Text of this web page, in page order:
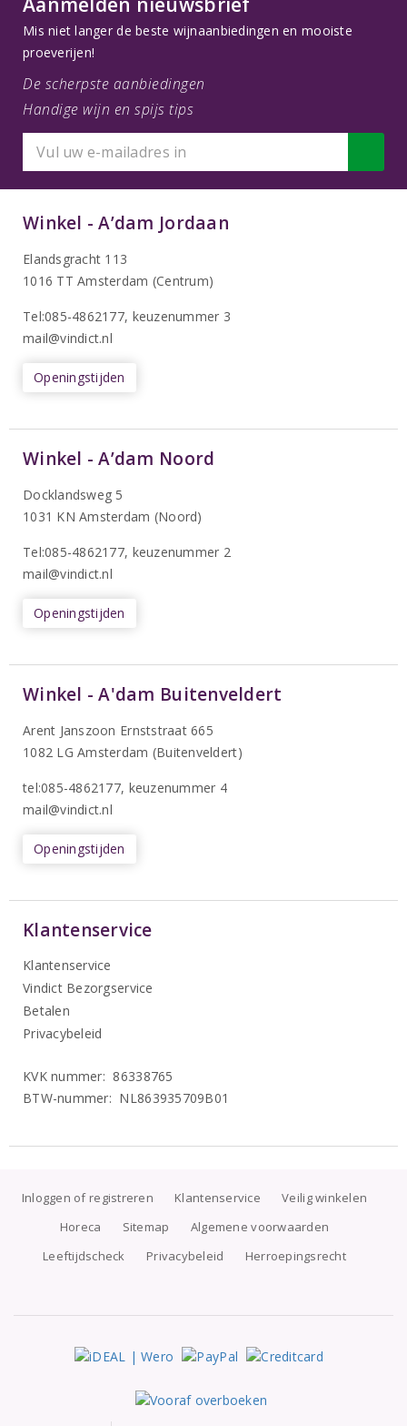
Mis niet langer de beste wijnaanbiedingen en mooiste
proeverijen!
De scherpste aanbiedingen
Handige wijn en spijs tips
Winkel - A’dam Jordaan
Elandsgracht 113
1016 TT Amsterdam (Centrum)
Tel:085-4862177, keuzenummer 3
mail@vindict.nl
Openingstijden
Winkel - A’dam Noord
Docklandsweg 5
1031 KN Amsterdam (Noord)
Tel:085-4862177, keuzenummer 2
mail@vindict.nl
Openingstijden
Winkel - A'dam Buitenveldert
Arent Janszoon Ernststraat 665
1082 LG Amsterdam (Buitenveldert)
tel:085-4862177, keuzenummer 4
mail@vindict.nl
Openingstijden
Klantenservice
Klantenservice
Vindict Bezorgservice
Betalen
Privacybeleid
KVK nummer: 86338765
BTW-nummer: NL863935709B01
Inloggen of registreren Klantenservice
Veilig winkelen
Horeca
Sitemap
Algemene voorwaarden
Leeftijdscheck
Privacybeleid Herroepingsrecht